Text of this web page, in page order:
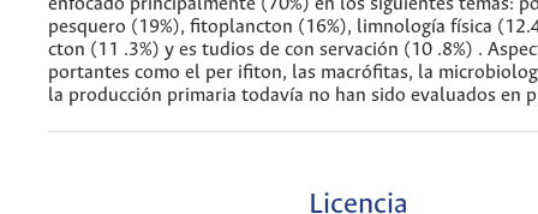
pesquero (19%), fitoplancton (16%), limnología física
cton (11 .3%) y es tudios de con servación (10 .8%) .
portantes como el per ifiton, las macrófitas, la
la producción primaria todavía no han sido evaluados en
Licencia